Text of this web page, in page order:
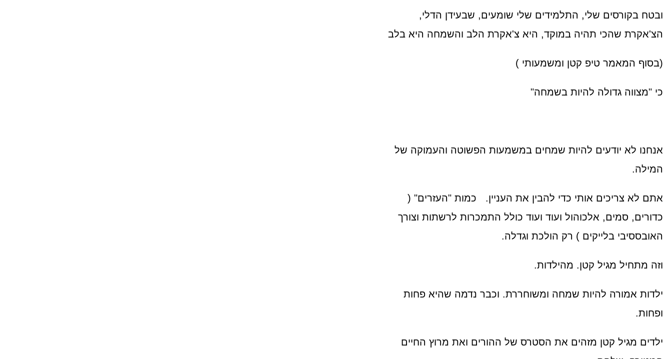
ובטח בקורסים שלי, התלמידים שלי שומעים, שבעידן הדלי,
הצ'אקרת שהכי תהיה במוקד, היא צ'אקרת הלב והשמחה היא בלב
(בסוף המאמר טיפ קטן ומשמעותי )
כי "מצווה גדולה להיות בשמחה"
אנחנו לא יודעים להיות שמחים במשמעות הפשוטה והעמוקה של
המילה.
אתם לא צריכים אותי כדי להבין את העניין. כמות "העזרים" (
כדורים, סמים, אלכוהול ועוד ועוד כולל התמכרות לרשתות וצורך
האובססיבי בלייקים ) רק הולכת וגדלה.
וזה מתחיל מגיל קטן. מהילדות.
ילדות אמורה להיות שמחה ומשוחררת. וכבר נדמה שהיא פחות
ופחות.
ילדים מגיל קטן מזהים את הסטרס של ההורים ואת מרוץ החיים